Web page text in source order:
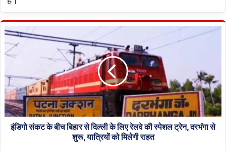
इंडिगो
संकट
के
बिहार
से
दिल्ली
के
लिए
रेलवे
इंडिगो संकट के बीच बिहार से दिल्ली के लिए रेलवे की स्पेशल ट्रेन, दरभंगा से
शुरू, यात्रियों को मिलेगी राहत